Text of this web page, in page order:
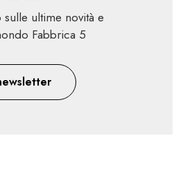
sulle ultime novità e
Fabbrica 5